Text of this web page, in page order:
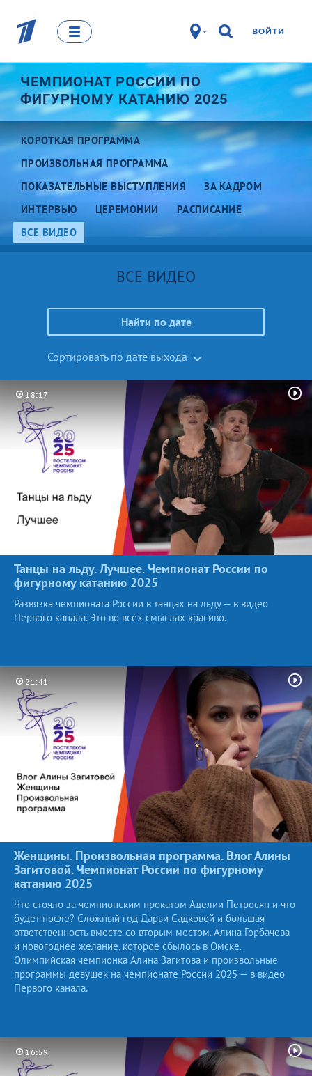
ВОЙТИ
ЧЕМПИОНАТ РОССИИ ПО
ФИГУРНОМУ КАТАНИЮ 2025
КОРОТКАЯ ПРОГРАММА
ПРОИЗВОЛЬНАЯ ПРОГРАММА
ПОКАЗАТЕЛЬНЫЕ ВЫСТУПЛЕНИЯ
ЗА КАДРОМ
ИНТЕРВЬЮ
ЦЕРЕМОНИИ
РАСПИСАНИЕ
ВСЕ ВИДЕО
ВСЕ ВИДЕО
Найти по дате
Сортировать по дате выхода
18:17
Танцы на льду. Лучшее. Чемпионат России по
фигурному катанию 2025
Развязка чемпионата России в танцах на льду — в видео
Первого канала. Это во всех смыслах красиво.
21:41
Женщины. Произвольная программа. Влог Алины
Загитовой. Чемпионат России по фигурному
катанию 2025
Что стояло за чемпионским прокатом Аделии Петросян и что
будет после? Сложный год Дарьи Садковой и большая
ответственность вместе со вторым местом. Алина Горбачева
и новогоднее желание, которое сбылось в Омске.
Олимпийская чемпионка Алина Загитова и произвольные
программы девушек на чемпионате России 2025 — в видео
Первого канала.
16:59